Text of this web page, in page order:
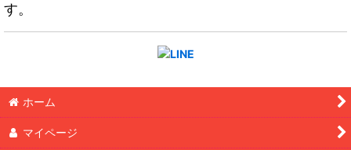
す。
ホーム
マイページ